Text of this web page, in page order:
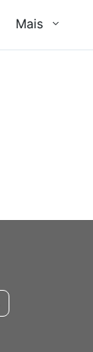
Mais